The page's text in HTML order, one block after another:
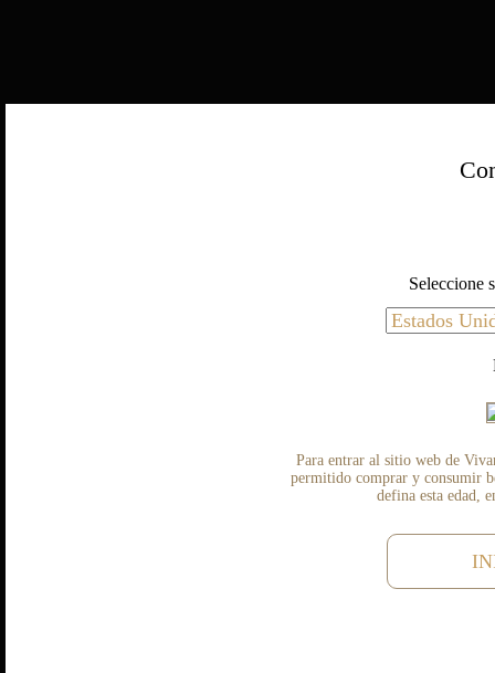
Seleccione
Para entrar al sitio web de
permitido comprar y consumir
defina esta edad,